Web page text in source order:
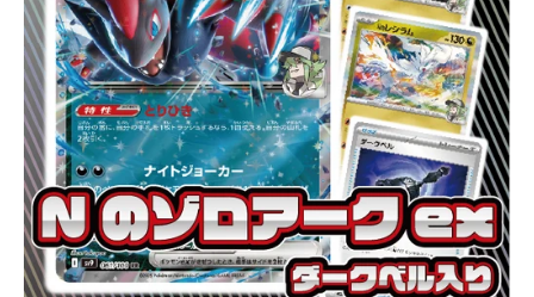
シ
ョ
ッ
プ
ホ
ビ
ビ
通
販
部